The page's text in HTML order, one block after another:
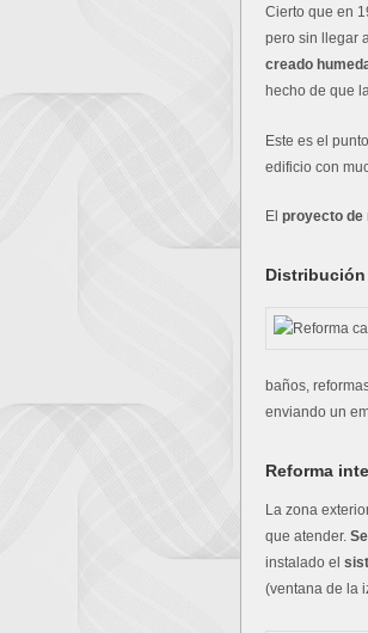
Cierto que en
pero sin llegar
creado
hecho de que
Este es el
edificio con
El proyecto de
Distribución
baños,
enviando un
Reforma
La zona
que atender.
instalado el
(ventana de la